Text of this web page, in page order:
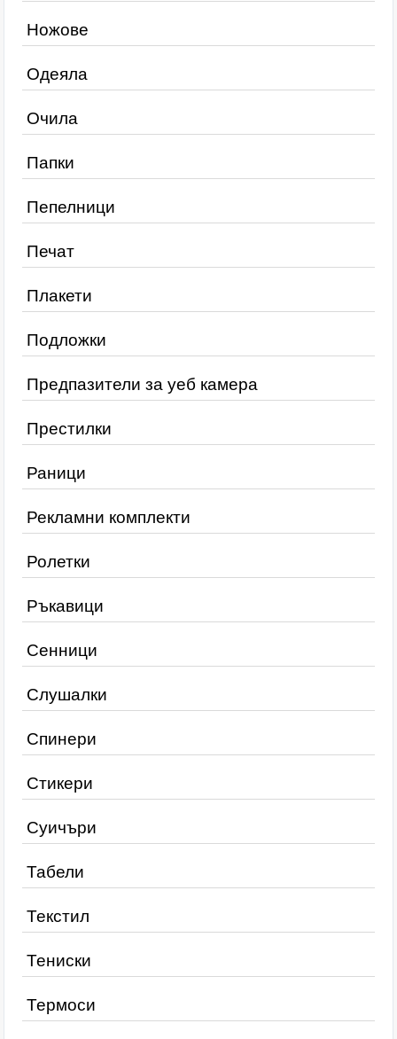
Ножове
Одеяла
Очила
Папки
Пепелници
Печат
Плакети
Подложки
Предпазители за уеб камера
Престилки
Раници
Рекламни комплекти
Ролетки
Ръкавици
Сенници
Слушалки
Спинери
Стикери
Суичъри
Табели
Текстил
Тениски
Термоси